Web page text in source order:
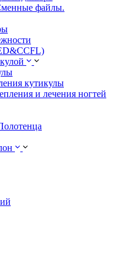
файлы.
кутикулы
и лечения ногтей